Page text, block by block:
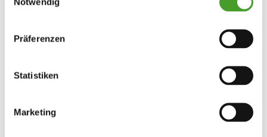
Präferenzen
Statistiken
Marketing